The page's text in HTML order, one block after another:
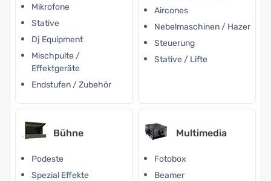
Mikrofone
Stative
Dj Equipment
Mischpulte /
Effektgeräte
Endstufen / Zubehör
Aircones
Nebelmaschinen / Hazer
Steuerung
Stative / Lifte
Bühne
Podeste
Spezial Effekte
Multimedia
Fotobox
Beamer